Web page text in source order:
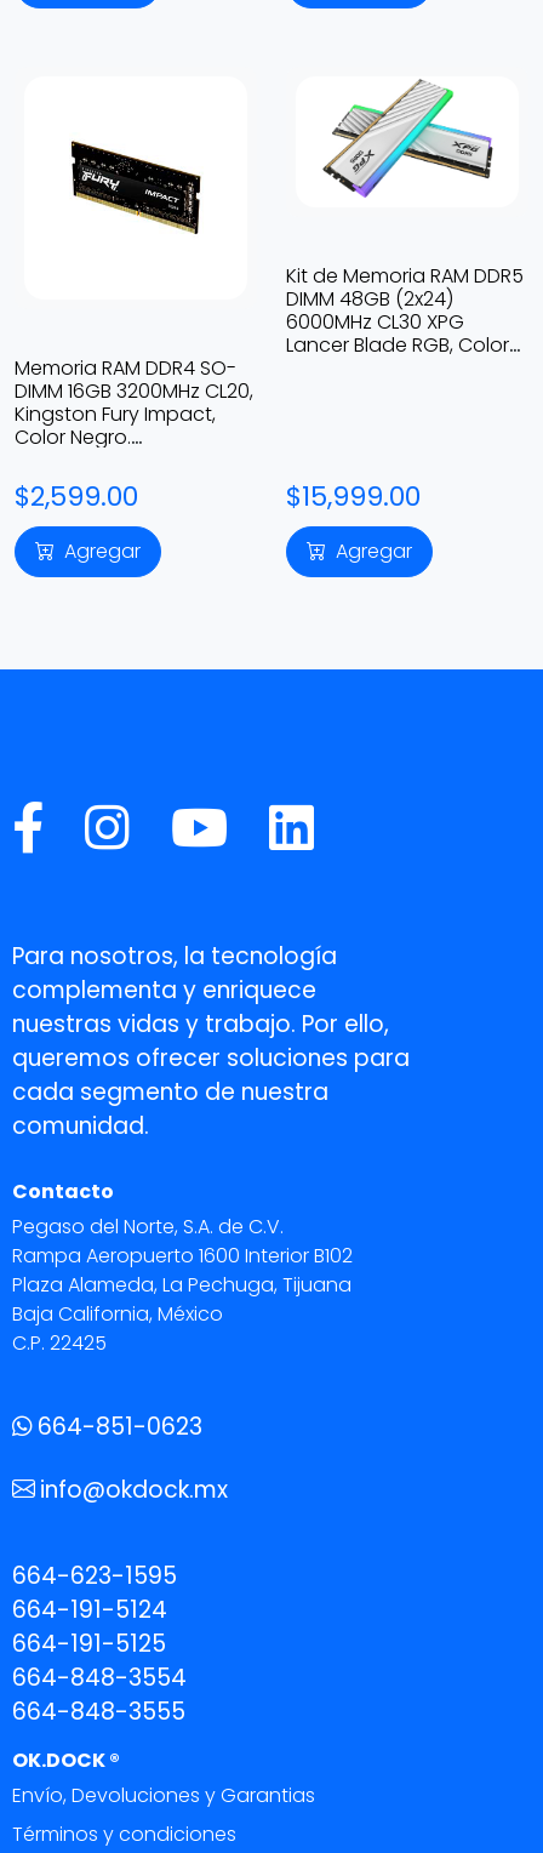
Memoria RAM DDR4 SO-
DIMM 16GB 3200MHz CL20,
Kingston Fury Impact,
Color Negro.
$2,599.00
Agregar
Kit de Memoria RAM DDR5
DIMM 48GB (2x24)
6000MHz CL30 XPG
Lancer Blade RGB, Color
$15,999.00
Agregar
Para nosotros, la tecnología
complementa y enriquece
nuestras vidas y trabajo. Por ello,
queremos ofrecer soluciones para
cada segmento de nuestra
comunidad.
Contacto
Pegaso del Norte, S.A. de C.V.
Rampa Aeropuerto 1600 Interior B102
Plaza Alameda, La Pechuga, Tijuana
Baja California, México
C.P. 22425
664-851-0623
info@okdock.mx
664-623-1595
664-191-5124
664-191-5125
664-848-3554
664-848-3555
OK.DOCK ®
Envío, Devoluciones y Garantias
Términos y condiciones